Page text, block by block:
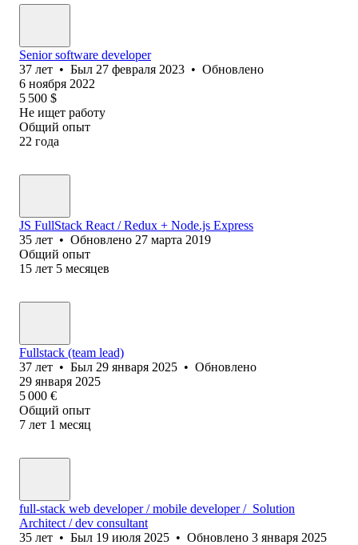
Senior software developer
37 лет • Был 27 февраля 2023 • Обновлено
6 ноября 2022
5 500 $
Не ищет работу
Общий опыт
22 года
JS FullStack React / Redux + Node.js Express
35 лет • Обновлено 27 марта 2019
Общий опыт
15 лет 5 месяцев
Fullstack (team lead)
37 лет • Был 29 января 2025 • Обновлено
29 января 2025
5 000 €
Общий опыт
7 лет 1 месяц
full-stack web developer / mobile developer / Solution
Architect / dev consultant
35 лет • Был 19 июля 2025 • Обновлено 3 января 2025